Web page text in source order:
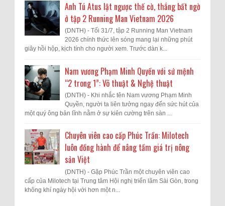
Anh Tú Atus lật ngược thế cờ, thắng bất ngờ
ở tập 2 Running Man Vietnam 2026
(DNTH) - Tối 31/7, tập 2 Running Man Vietnam
2026 chính thức lên sóng mang lại những phút
giây hồi hộp, kịch tính cho người xem. Trước dàn k...
Nam vương Phạm Minh Quyền với sứ mệnh
“2 trong 1”: Võ thuật & Nghệ thuật
(DNTH) - Khi nhắc tên Nam vương Phạm Minh
Quyền, người ta liên tưởng ngay đến sức hút của
một quý ông bản lĩnh nằm ở sự kiên cường trên sàn ...
Chuyên viên cao cấp Phúc Trần: Milotech
luôn đồng hành để nâng tầm giá trị nông
sản Việt
(DNTH) - Gặp Phúc Trần một chuyên viên cao
cấp của Milotech tại Trung tâm Hội nghị triển lãm Sài Gòn, trong
không khí ngày hội với hơn một n...